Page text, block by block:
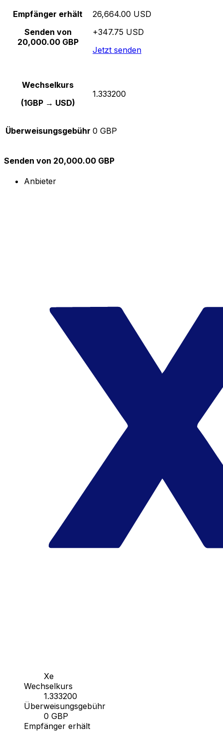
Empfänger erhält
Senden von
20,000.00 GBP
26,664.00 USD
+347.75 USD
Jetzt senden
Wechselkurs
(1GBP → USD)
1.333200
Überweisungsgebühr 0 GBP
Senden von 20,000.00 GBP
Anbieter
Xe
Wechselkurs
1.333200
Überweisungsgebühr
0 GBP
Empfänger erhält